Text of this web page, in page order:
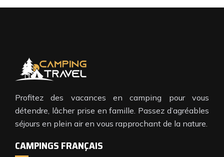
Profitez des vacances en camping pour vous
détendre, lâcher prise en famille. Passez d’agréables
séjours en plein air en vous rapprochant de la nature.
CAMPINGS FRANÇAIS